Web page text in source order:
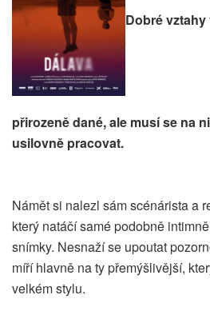
Dobré
přirozeně dané, ale musí se na
usilovně pracovat.
Námět si nalezl sám scénárista a
který natáčí samé podobně
snímky. Nesnaží se upoutat
míří hlavně na ty přemýšlivější,
velkém stylu.